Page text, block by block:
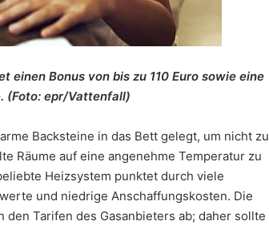
einen Bonus von bis zu 110 Euro sowie eine
(Foto: epr/Vattenfall)
Backsteine in das Bett gelegt, um nicht zu
Räume auf eine angenehme Temperatur zu
Heizsystem punktet durch viele
und niedrige Anschaffungskosten. Die
Tarifen des Gasanbieters ab; daher sollte